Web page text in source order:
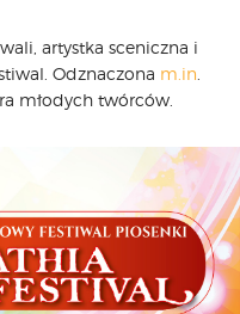
artystka sceniczna i
Odznaczona m.in
młodych twórców.